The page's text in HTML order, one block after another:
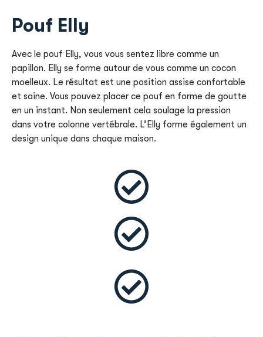
Pouf Elly
Avec le pouf Elly, vous vous sentez libre comme un
papillon. Elly se forme autour de vous comme un cocon
moelleux. Le résultat est une position assise confortable
et saine. Vous pouvez placer ce pouf en forme de goutte
en un instant. Non seulement cela soulage la pression
dans votre colonne vertébrale. L’Elly forme également un
design unique dans chaque maison.